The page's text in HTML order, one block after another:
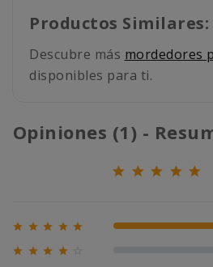
Productos Similares:
Descubre más mordedores
disponibles para ti.
Opiniones (1) -
     100% (1)
   